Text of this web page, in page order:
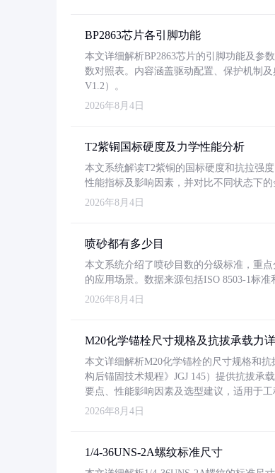
BP2863芯片各引脚功能
本文详细解析BP2863芯片的引脚功能及参
数对照表。内容涵盖驱动配置、保护机制
V1.2）。
2026年8月4日
T2紫铜国标硬度及力学性能分析
本文系统解读T2紫铜的国标硬度和抗拉强
性能指标及影响因素，并对比不同状态下
2026年8月4日
喷砂都有多少目
本文系统介绍了喷砂目数的分级标准，重
的应用场景。数据来源包括ISO 8503-1标
2026年8月4日
M20化学锚栓尺寸规格及抗拔承载力
本文详细解析M20化学锚栓的尺寸规格和
构后锚固技术规程》JGJ 145）提供抗拔承
要点、性能影响因素及选型建议，适用于工
2026年8月4日
1/4-36UNS-2A螺纹标准尺寸